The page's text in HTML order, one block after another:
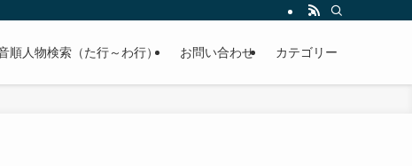
学歴や高校・大学の偏差値まで紹介していきます。
順人物検索（た行～わ行） お問い合わせ カテゴリー